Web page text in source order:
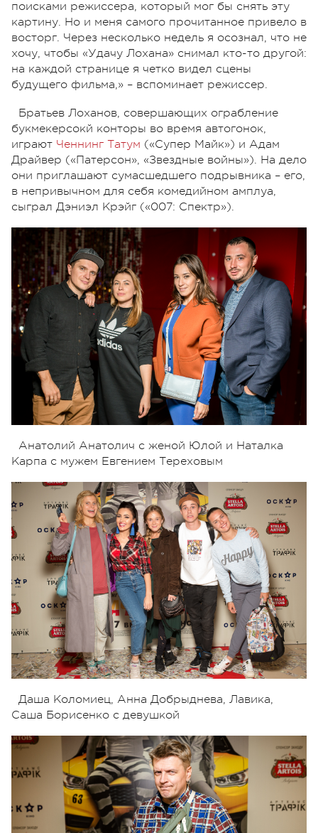
поисками режиссера, который мог бы снять эту
картину. Но и меня самого прочитанное привело в
восторг. Через несколько недель я осознал, что не
хочу, чтобы «Удачу Лохана» снимал кто-то другой:
на каждой странице я четко видел сцены
будущего фильма,» – вспоминает режиссер.
Братьев Лоханов, совершающих ограбление
букмекерсокй конторы во время автогонок,
играют Ченнинг Татум («Супер Майк») и Адам
Драйвер («Патерсон», «Звездные войны»). На дело
они приглашают сумасшедшего подрывника – его,
в непривычном для себя комедийном амплуа,
сыграл Дэниэл Крэйг («007: Спектр»).
Анатолий Анатолич с женой Юлой и Наталка
Карпа с мужем Евгением Тереховым
Даша Коломиец, Анна Добрыднева, Лавика,
Саша Борисенко с девушкой